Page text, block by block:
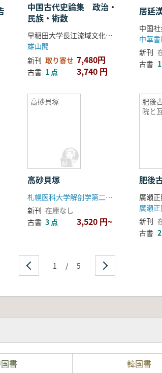
中国古代史論集 政治・
民族・術数
早稲田大学長江流域文化研究所 編
雄山閣
新刊 取り寄せ 7,480円
古書 1 点 3,740 円
居延
中国
中華書
新刊
古書
高砂貝塚
高砂貝塚
札幌医科大学解剖学第二講座
新刊 在庫なし
古書 3 点 3,520 円~
肥後
院と
肥後
廣瀬正
廣瀬
新刊
古書
1 / 5
書 韓国書